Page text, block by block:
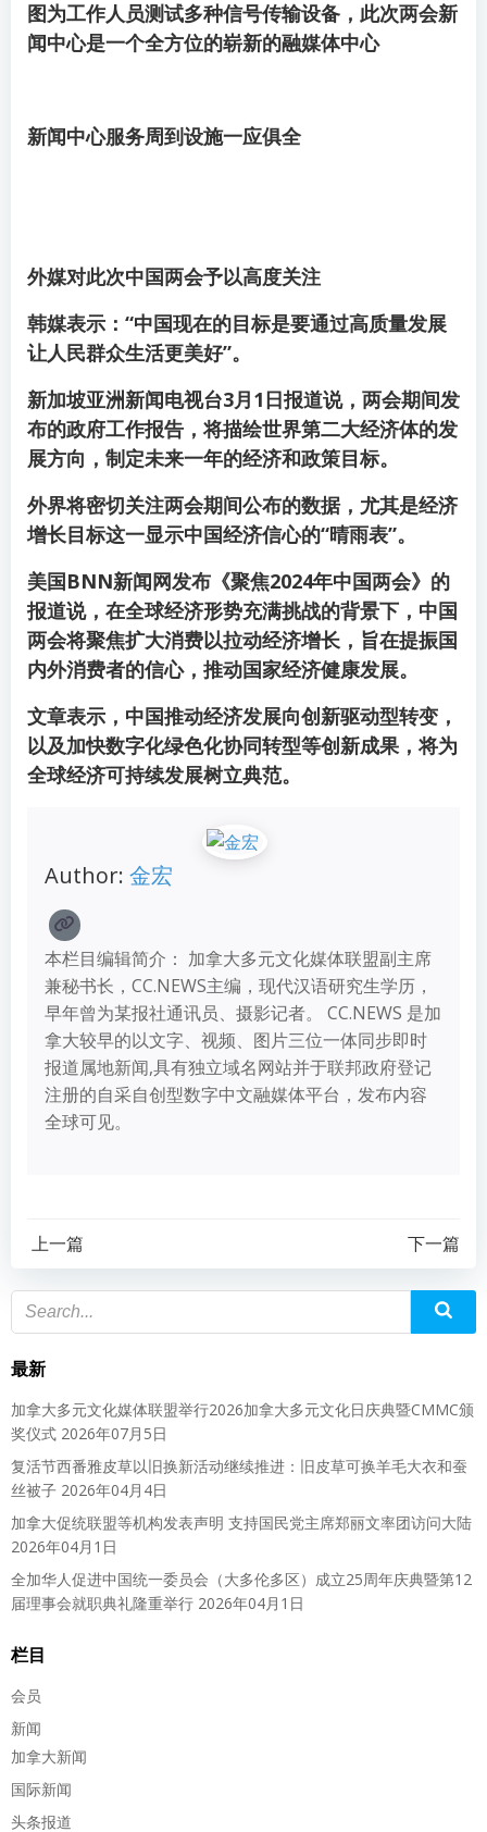
图为工作人员测试多种信号传输设备，此次两会新
闻中心是一个全方位的崭新的融媒体中心
新闻中心服务周到设施一应俱全
外媒对此次中国两会予以高度关注
韩媒表示：“中国现在的目标是要通过高质量发展
让人民群众生活更美好”。
新加坡亚洲新闻电视台3月1日报道说，两会期间发
布的政府工作报告，将描绘世界第二大经济体的发
展方向，制定未来一年的经济和政策目标。
外界将密切关注两会期间公布的数据，尤其是经济
增长目标这一显示中国经济信心的“晴雨表”。
美国BNN新闻网发布《聚焦2024年中国两会》的
报道说，在全球经济形势充满挑战的背景下，中国
两会将聚焦扩大消费以拉动经济增长，旨在提振国
内外消费者的信心，推动国家经济健康发展。
文章表示，中国推动经济发展向创新驱动型转变，
以及加快数字化绿色化协同转型等创新成果，将为
全球经济可持续发展树立典范。
Author: 金宏
本栏目编辑简介： 加拿大多元文化媒体联盟副主席
兼秘书长，CC.NEWS主编，现代汉语研究生学历，
早年曾为某报社通讯员、摄影记者。 CC.NEWS 是加
拿大较早的以文字、视频、图片三位一体同步即时
报道属地新闻,具有独立域名网站并于联邦政府登记
注册的自采自创型数字中文融媒体平台，发布内容
全球可见。
上一篇 下一篇
最新
加拿大多元文化媒体联盟举行2026加拿大多元文化日庆典暨CMMC颁
奖仪式 2026年07月5日
复活节西番雅皮草以旧换新活动继续推进：旧皮草可换羊毛大衣和蚕
丝被子 2026年04月4日
加拿大促统联盟等机构发表声明 支持国民党主席郑丽文率团访问大陆
2026年04月1日
全加华人促进中国统一委员会（大多伦多区）成立25周年庆典暨第12
届理事会就职典礼隆重举行 2026年04月1日
栏目
会员
新闻
加拿大新闻
国际新闻
头条报道